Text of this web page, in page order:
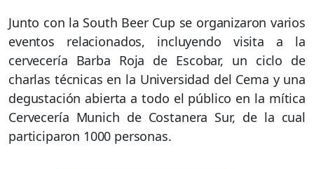
Junto con la South Beer Cup se organizaron varios
eventos relacionados, incluyendo visita a la
cervecería Barba Roja de Escobar, un ciclo de
charlas técnicas en la Universidad del Cema y una
degustación abierta a todo el público en la mítica
Cervecería Munich de Costanera Sur, de la cual
participaron 1000 personas.